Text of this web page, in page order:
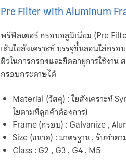
Pre Filter with Aluminum
พรีฟิลเตอร์ กรอบอลูมิเนียม (Pre
เส้นใยสังเคราะห์ บรรจุขึ้นลอนใส่ก
ผิวในการกรองและยืดอายุการใช้งา
กรอบกระดาษได้
Material (วัสดุ) : ใยสังเคราะห์
ใยตามที่ลูกค้าต้องการ)
Frame (กรอบ) : Galvanize ,
Size (ขนาด) : มาตรฐาน , รับทำ
Class : G2 , G3 , G4 , M5